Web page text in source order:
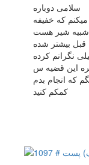
سلامی دوباره
که خفیفه
شبیه شیر هست
قبل بیشتر شده
نگرانم کرده
که انجام بدم
کمکم کنید